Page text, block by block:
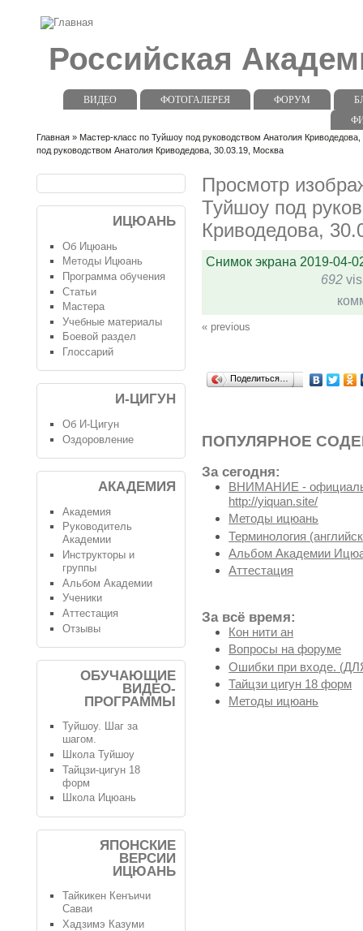
Российская
ВИДЕО ФОТОГАЛЕРЕЯ ФОРУМ
Главная » Мастер-класс по Туйшоу под руководством Анатолия
под руководством Анатолия Криводедова, 30.03.19, Москва
Просмотр
Туйшоу под
Криводедова,
Снимок экрана 2019-04-
692
« previous
Поделиться…
ПОПУЛЯРНОЕ
За сегодня:
ВНИМАНИЕ -
http://yiquan.site/
Методы ицюань
Терминология
Альбом Академии
Аттестация
За всё время:
Кон нити ан
Вопросы на форуме
Ошибки при входе.
Тайцзи цигун 18 форм
Методы ицюань
ИЦЮАНЬ
Об Ицюань
Методы Ицюань
Программа обучения
Статьи
Мастера
Учебные материалы
Боевой раздел
Глоссарий
И-ЦИГУН
Об И-Цигун
Оздоровление
АКАДЕМИЯ
Академия
Руководитель
Академии
Инструкторы и
группы
Альбом Академии
Ученики
Аттестация
Отзывы
ОБУЧАЮЩИЕ
ВИДЕО-
ПРОГРАММЫ
Туйшоу. Шаг за
шагом.
Школа Туйшоу
Тайцзи-цигун 18
форм
Школа Ицюань
ЯПОНСКИЕ
ВЕРСИИ
ИЦЮАНЬ
Тайкикен Кенъичи
Саваи
Хадзимэ Казуми